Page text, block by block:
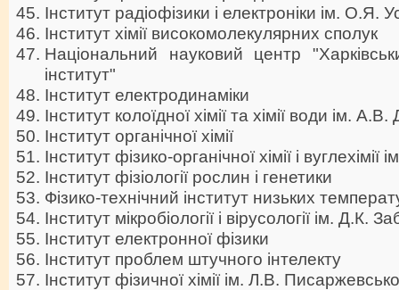
Інститут радіофізики і електроніки ім. О.Я.
Інститут хімії високомолекулярних сполук
Національний науковий центр
інститут"
Інститут електродинаміки
Інститут колоїдної хімії та хімії води ім.
Інститут органічної хімії
Інститут фізико-органічної хімії і
Інститут фізіології рослин і генетики
Фізико-технічний інститут низьких
Інститут мікробіології і вірусології ім. Д.К.
Інститут електронної фізики
Інститут проблем штучного інтелекту
Інститут фізичної хімії ім. Л.В.